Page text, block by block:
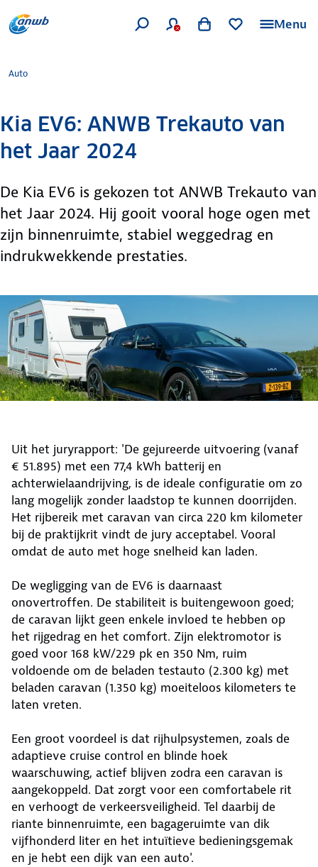
Menu
Auto
Kia EV6: ANWB Trekauto van
het Jaar 2024
De Kia EV6 is gekozen tot ANWB Trekauto van
het Jaar 2024. Hij gooit vooral hoge ogen met
zijn binnenruimte, stabiel weggedrag en
indrukwekkende prestaties.
Uit het juryrapport: 'De gejureerde uitvoering (vanaf
€ 51.895) met een 77,4 kWh batterij en
achterwielaandrijving, is de ideale configuratie om zo
lang mogelijk zonder laadstop te kunnen doorrijden.
Het rijbereik met caravan van circa 220 km kilometer
bij de praktijkrit vindt de jury acceptabel. Vooral
omdat de auto met hoge snelheid kan laden.
De wegligging van de EV6 is daarnaast
onovertroffen. De stabiliteit is buitengewoon goed;
de caravan lijkt geen enkele invloed te hebben op
het rijgedrag en het comfort. Zijn elektromotor is
goed voor 168 kW/229 pk en 350 Nm, ruim
voldoende om de beladen testauto (2.300 kg) met
beladen caravan (1.350 kg) moeiteloos kilometers te
laten vreten.
Een groot voordeel is dat rijhulpsystemen, zoals de
adaptieve cruise control en blinde hoek
waarschuwing, actief blijven zodra een caravan is
aangekoppeld. Dat zorgt voor een comfortabele rit
en verhoogt de verkeersveiligheid. Tel daarbij de
riante binnenruimte, een bagageruimte van dik
vijfhonderd liter en het intuïtieve bedieningsgemak
en je hebt een dijk van een auto'.